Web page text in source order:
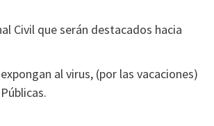
Civil que serán destacados hacia
al virus, (por las vacaciones)